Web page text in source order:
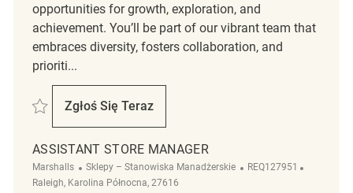
opportunities for growth, exploration, and
achievement. You’ll be part of our vibrant team that
embraces diversity, fosters collaboration, and
prioriti...
Zapisać Assistant Store Manager REQ140480
Zgłoś Się Teraz
Assistant Store Manager
ASSISTANT STORE MANAGER
Marshalls Kategoria
Sklepy – Stanowiska Manadżerskie ReqId
REQ127951
Raleigh, Karolina Północna, 27616